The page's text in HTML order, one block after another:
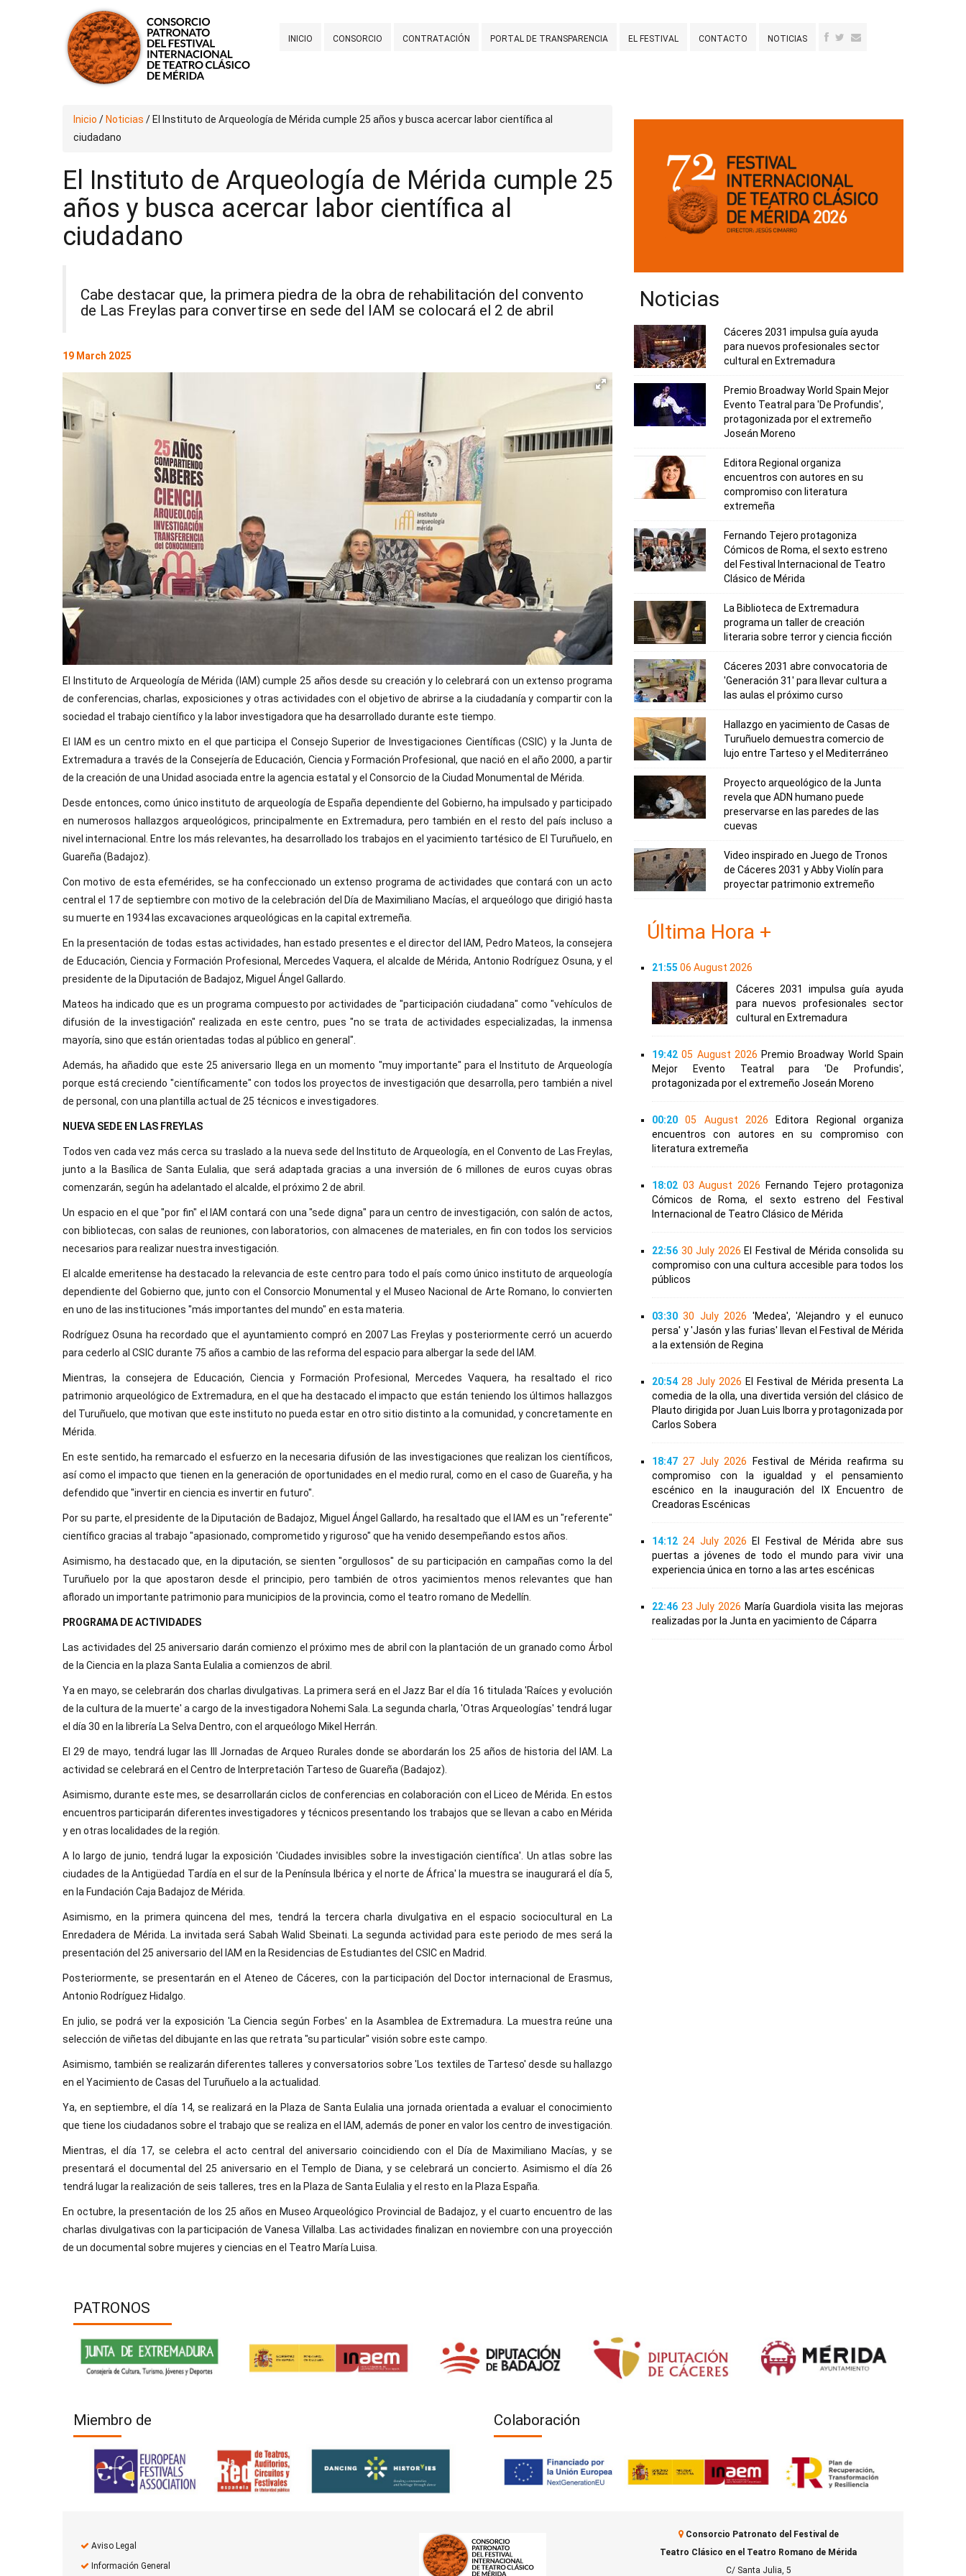
INICIO CONSORCIO CONTRATACIÓN PORTAL DE TRANSPARENCIA EL FESTIVAL CONTACTO NOTICIAS
Inicio / Noticias / El Instituto de Arqueología de Mérida cumple 25 años y busca acercar labor científica al
ciudadano
El Instituto de Arqueología de Mérida cumple 25
años y busca acercar labor científica al
ciudadano
Cabe destacar que, la primera piedra de la obra de rehabilitación del convento
de Las Freylas para convertirse en sede del IAM se colocará el 2 de abril
19 March 2025
El Instituto de Arqueología de Mérida (IAM) cumple 25 años desde su creación y lo celebrará con un extenso programa
de conferencias, charlas, exposiciones y otras actividades con el objetivo de abrirse a la ciudadanía y compartir con la
sociedad el trabajo científico y la labor investigadora que ha desarrollado durante este tiempo.
El IAM es un centro mixto en el que participa el Consejo Superior de Investigaciones Científicas (CSIC) y la Junta de
Extremadura a través de la Consejería de Educación, Ciencia y Formación Profesional, que nació en el año 2000, a partir
de la creación de una Unidad asociada entre la agencia estatal y el Consorcio de la Ciudad Monumental de Mérida.
Desde entonces, como único instituto de arqueología de España dependiente del Gobierno, ha impulsado y participado
en numerosos hallazgos arqueológicos, principalmente en Extremadura, pero también en el resto del país incluso a
nivel internacional. Entre los más relevantes, ha desarrollado los trabajos en el yacimiento tartésico de El Turuñuelo, en
Guareña (Badajoz).
Con motivo de esta efemérides, se ha confeccionado un extenso programa de actividades que contará con un acto
central el 17 de septiembre con motivo de la celebración del Día de Maximiliano Macías, el arqueólogo que dirigió hasta
su muerte en 1934 las excavaciones arqueológicas en la capital extremeña.
En la presentación de todas estas actividades, han estado presentes e el director del IAM, Pedro Mateos, la consejera
de Educación, Ciencia y Formación Profesional, Mercedes Vaquera, el alcalde de Mérida, Antonio Rodríguez Osuna, y el
presidente de la Diputación de Badajoz, Miguel Ángel Gallardo.
Mateos ha indicado que es un programa compuesto por actividades de "participación ciudadana" como "vehículos de
difusión de la investigación" realizada en este centro, pues "no se trata de actividades especializadas, la inmensa
mayoría, sino que están orientadas todas al público en general".
Además, ha añadido que este 25 aniversario llega en un momento "muy importante" para el Instituto de Arqueología
porque está creciendo "científicamente" con todos los proyectos de investigación que desarrolla, pero también a nivel
de personal, con una plantilla actual de 25 técnicos e investigadores.
NUEVA SEDE EN LAS FREYLAS
Todos ven cada vez más cerca su traslado a la nueva sede del Instituto de Arqueología, en el Convento de Las Freylas,
junto a la Basílica de Santa Eulalia, que será adaptada gracias a una inversión de 6 millones de euros cuyas obras
comenzarán, según ha adelantado el alcalde, el próximo 2 de abril.
Un espacio en el que "por fin" el IAM contará con una "sede digna" para un centro de investigación, con salón de actos,
con bibliotecas, con salas de reuniones, con laboratorios, con almacenes de materiales, en fin con todos los servicios
necesarios para realizar nuestra investigación.
El alcalde emeritense ha destacado la relevancia de este centro para todo el país como único instituto de arqueología
dependiente del Gobierno que, junto con el Consorcio Monumental y el Museo Nacional de Arte Romano, lo convierten
en uno de las instituciones "más importantes del mundo" en esta materia.
Rodríguez Osuna ha recordado que el ayuntamiento compró en 2007 Las Freylas y posteriormente cerró un acuerdo
para cederlo al CSIC durante 75 años a cambio de las reforma del espacio para albergar la sede del IAM.
Mientras, la consejera de Educación, Ciencia y Formación Profesional, Mercedes Vaquera, ha resaltado el rico
patrimonio arqueológico de Extremadura, en el que ha destacado el impacto que están teniendo los últimos hallazgos
del Turuñuelo, que motivan que este instituto no pueda estar en otro sitio distinto a la comunidad, y concretamente en
Mérida.
En este sentido, ha remarcado el esfuerzo en la necesaria difusión de las investigaciones que realizan los científicos,
así como el impacto que tienen en la generación de oportunidades en el medio rural, como en el caso de Guareña, y ha
defendido que "invertir en ciencia es invertir en futuro".
Por su parte, el presidente de la Diputación de Badajoz, Miguel Ángel Gallardo, ha resaltado que el IAM es un "referente"
científico gracias al trabajo "apasionado, comprometido y riguroso" que ha venido desempeñando estos años.
Asimismo, ha destacado que, en la diputación, se sienten "orgullosos" de su participación en campañas como la del
Turuñuelo por la que apostaron desde el principio, pero también de otros yacimientos menos relevantes que han
aflorado un importante patrimonio para municipios de la provincia, como el teatro romano de Medellín.
PROGRAMA DE ACTIVIDADES
Las actividades del 25 aniversario darán comienzo el próximo mes de abril con la plantación de un granado como Árbol
de la Ciencia en la plaza Santa Eulalia a comienzos de abril.
Ya en mayo, se celebrarán dos charlas divulgativas. La primera será en el Jazz Bar el día 16 titulada 'Raíces y evolución
de la cultura de la muerte' a cargo de la investigadora Nohemi Sala. La segunda charla, 'Otras Arqueologías' tendrá lugar
el día 30 en la librería La Selva Dentro, con el arqueólogo Mikel Herrán.
El 29 de mayo, tendrá lugar las III Jornadas de Arqueo Rurales donde se abordarán los 25 años de historia del IAM. La
actividad se celebrará en el Centro de Interpretación Tarteso de Guareña (Badajoz).
Asimismo, durante este mes, se desarrollarán ciclos de conferencias en colaboración con el Liceo de Mérida. En estos
encuentros participarán diferentes investigadores y técnicos presentando los trabajos que se llevan a cabo en Mérida
y en otras localidades de la región.
A lo largo de junio, tendrá lugar la exposición 'Ciudades invisibles sobre la investigación científica'. Un atlas sobre las
ciudades de la Antigüedad Tardía en el sur de la Península Ibérica y el norte de África' la muestra se inaugurará el día 5,
en la Fundación Caja Badajoz de Mérida.
Asimismo, en la primera quincena del mes, tendrá la tercera charla divulgativa en el espacio sociocultural en La
Enredadera de Mérida. La invitada será Sabah Walid Sbeinati. La segunda actividad para este periodo de mes será la
presentación del 25 aniversario del IAM en la Residencias de Estudiantes del CSIC en Madrid.
Posteriormente, se presentarán en el Ateneo de Cáceres, con la participación del Doctor internacional de Erasmus,
Antonio Rodríguez Hidalgo.
En julio, se podrá ver la exposición 'La Ciencia según Forbes' en la Asamblea de Extremadura. La muestra reúne una
selección de viñetas del dibujante en las que retrata "su particular" visión sobre este campo.
Asimismo, también se realizarán diferentes talleres y conversatorios sobre 'Los textiles de Tarteso' desde su hallazgo
en el Yacimiento de Casas del Turuñuelo a la actualidad.
Ya, en septiembre, el día 14, se realizará en la Plaza de Santa Eulalia una jornada orientada a evaluar el conocimiento
que tiene los ciudadanos sobre el trabajo que se realiza en el IAM, además de poner en valor los centro de investigación.
Mientras, el día 17, se celebra el acto central del aniversario coincidiendo con el Día de Maximiliano Macías, y se
presentará el documental del 25 aniversario en el Templo de Diana, y se celebrará un concierto. Asimismo el día 26
tendrá lugar la realización de seis talleres, tres en la Plaza de Santa Eulalia y el resto en la Plaza España.
En octubre, la presentación de los 25 años en Museo Arqueológico Provincial de Badajoz, y el cuarto encuentro de las
charlas divulgativas con la participación de Vanesa Villalba. Las actividades finalizan en noviembre con una proyección
de un documental sobre mujeres y ciencias en el Teatro María Luisa.
Noticias
Cáceres 2031 impulsa guía ayuda
para nuevos profesionales sector
cultural en Extremadura
Premio Broadway World Spain Mejor
Evento Teatral para 'De Profundis',
protagonizada por el extremeño
Joseán Moreno
Editora Regional organiza
encuentros con autores en su
compromiso con literatura
extremeña
Fernando Tejero protagoniza
Cómicos de Roma, el sexto estreno
del Festival Internacional de Teatro
Clásico de Mérida
La Biblioteca de Extremadura
programa un taller de creación
literaria sobre terror y ciencia ficción
Cáceres 2031 abre convocatoria de
'Generación 31' para llevar cultura a
las aulas el próximo curso
Hallazgo en yacimiento de Casas de
Turuñuelo demuestra comercio de
lujo entre Tarteso y el Mediterráneo
Proyecto arqueológico de la Junta
revela que ADN humano puede
preservarse en las paredes de las
cuevas
Video inspirado en Juego de Tronos
de Cáceres 2031 y Abby Violín para
proyectar patrimonio extremeño
Última Hora +
21:55 06 August 2026
Cáceres 2031 impulsa guía ayuda
para nuevos profesionales sector
cultural en Extremadura
19:42 05 August 2026 Premio Broadway World Spain
Mejor Evento Teatral para 'De Profundis',
protagonizada por el extremeño Joseán Moreno
00:20 05 August 2026
Editora Regional organiza
encuentros con autores en su compromiso con
literatura extremeña
18:02 03 August 2026
Fernando Tejero protagoniza
Cómicos de Roma, el sexto estreno del Festival
Internacional de Teatro Clásico de Mérida
22:56 30 July 2026 El Festival de Mérida consolida su
compromiso con una cultura accesible para todos los
públicos
03:30 30 July 2026 'Medea', 'Alejandro y el eunuco
persa' y 'Jasón y las furias' llevan el Festival de Mérida
a la extensión de Regina
20:54 28 July 2026 El Festival de Mérida presenta La
comedia de la olla, una divertida versión del clásico de
Plauto dirigida por Juan Luis Iborra y protagonizada por
Carlos Sobera
18:47 27 July 2026
Festival de Mérida reafirma su
compromiso con la igualdad y el pensamiento
escénico en la inauguración del IX Encuentro de
Creadoras Escénicas
14:12 24 July 2026
El Festival de Mérida abre sus
puertas a jóvenes de todo el mundo para vivir una
experiencia única en torno a las artes escénicas
22:46 23 July 2026 María Guardiola visita las mejoras
realizadas por la Junta en yacimiento de Cáparra
PATRONOS
Miembro de Colaboración
Aviso Legal
Información General
Consorcio Patronato del Festival de
Teatro Clásico en el Teatro Romano de Mérida
C/ Santa Julia, 5